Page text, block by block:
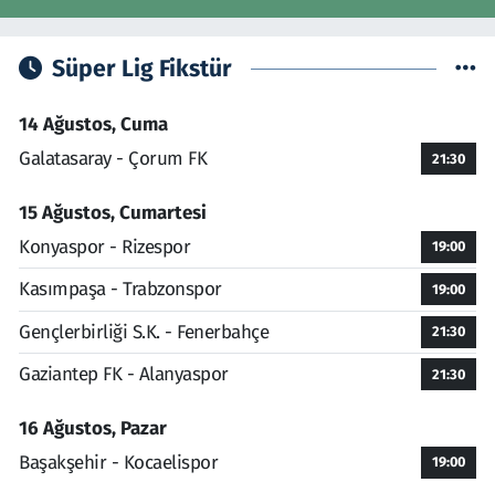
Süper Lig Fikstür
14 Ağustos, Cuma
Galatasaray - Çorum FK
21:30
15 Ağustos, Cumartesi
Konyaspor - Rizespor
19:00
Kasımpaşa - Trabzonspor 19:00
Gençlerbirliği S.K. - Fenerbahçe 21:30
Gaziantep FK - Alanyaspor 21:30
16 Ağustos, Pazar
Başakşehir - Kocaelispor
19:00